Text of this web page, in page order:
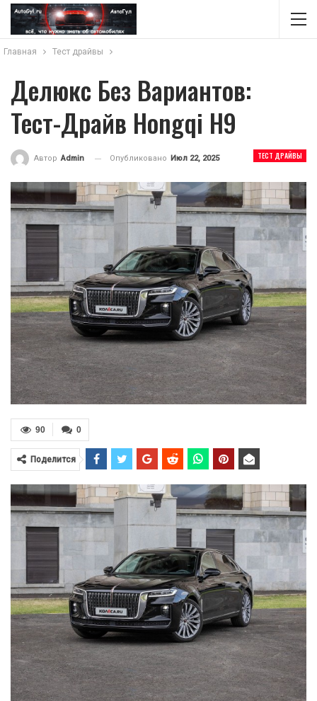
Главная Тест драйвы
Делюкс Без Вариантов:
Тест-Драйв Hongqi H9
ТЕСТ ДРАЙВЫ
Автор Admin Опубликовано Июл 22, 2025
0
90
Поделится